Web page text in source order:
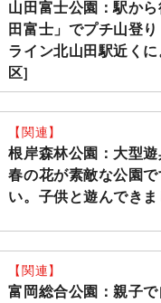
山田富士公園：駅か
田富士」でプチ山登
ライン北山田駅近く
区]
【関連】
根岸森林公園：大型
春の花が素敵な公園
い。子供と遊んでき
【関連】
富岡総合公園：親子